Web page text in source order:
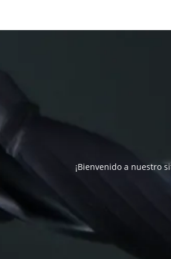
¡Bienvenido a nuestro